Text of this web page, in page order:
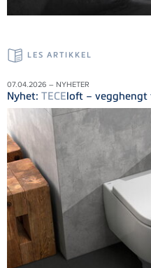
LES ARTIKKEL
07.04.2026 – NYHETER
Nyhet: TECEloft – vegghengt